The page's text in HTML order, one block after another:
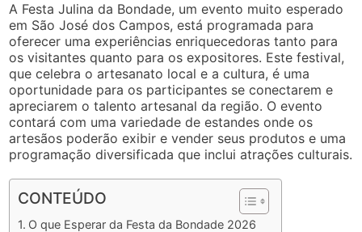
A Festa Julina da Bondade, um evento muito esperado
em São José dos Campos, está programada para
oferecer uma experiências enriquecedoras tanto para
os visitantes quanto para os expositores. Este festival,
que celebra o artesanato local e a cultura, é uma
oportunidade para os participantes se conectarem e
apreciarem o talento artesanal da região. O evento
contará com uma variedade de estandes onde os
artesãos poderão exibir e vender seus produtos e uma
programação diversificada que inclui atrações culturais.
CONTEÚDO
O que Esperar da Festa da Bondade 2026